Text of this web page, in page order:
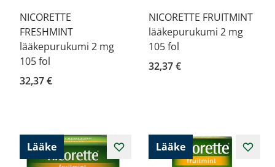
NICORETTE
FRESHMINT
lääkepurukumi 2 mg
105 fol
32,37 €
NICORETTE FRUITMINT
lääkepurukumi 2 mg
105 fol
32,37 €
Lääke Lääke